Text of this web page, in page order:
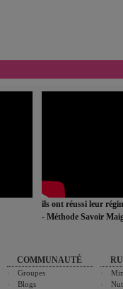
ils ont réussi leur
- Méthode Savoir
COMMUNAUTÉ
Groupes
Blogs